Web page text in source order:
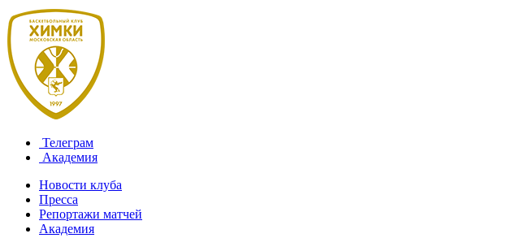
Телеграм
Академия
Новости клуба
Пресса
Репортажи матчей
Академия